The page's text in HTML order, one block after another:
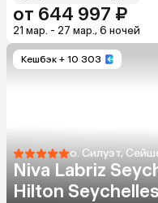
от 644 997 ₽
21 мар. - 27 мар., 6 ночей
Кешбэк + 10 303
о. Силуэт,
Niva Labriz
Hilton